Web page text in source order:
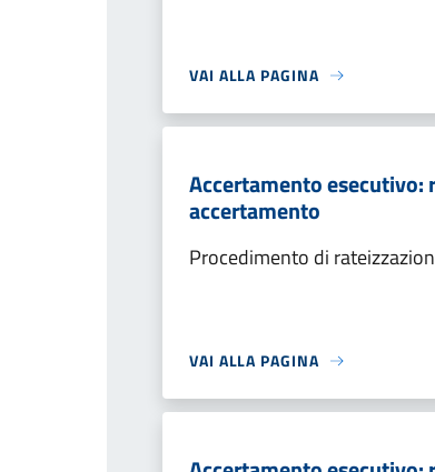
VAI ALLA PAGINA
Accertamento
accertamento
Procedimento di
VAI ALLA PAGINA